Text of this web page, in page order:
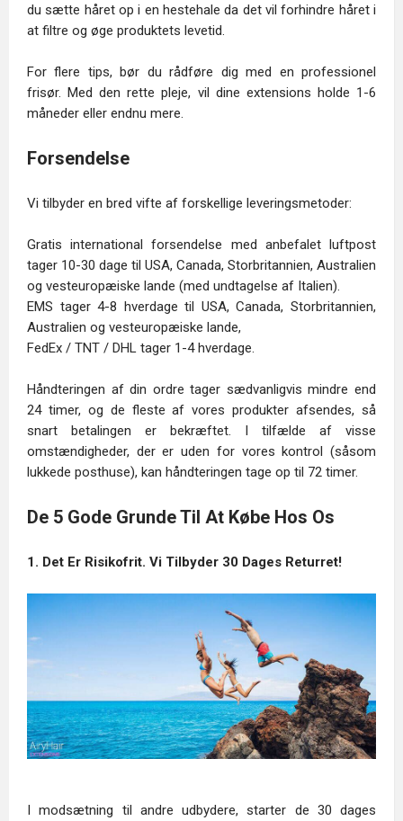
du sætte håret op i en hestehale da det vil forhindre håret i
at filtre og øge produktets levetid.
For flere tips, bør du rådføre dig med en professionel
frisør. Med den rette pleje, vil dine extensions holde 1-6
måneder eller endnu mere.
Forsendelse
Vi tilbyder en bred vifte af forskellige leveringsmetoder:
Gratis international forsendelse med anbefalet luftpost
tager 10-30 dage til USA, Canada, Storbritannien, Australien
og vesteuropæiske lande (med undtagelse af Italien).
EMS tager 4-8 hverdage til USA, Canada, Storbritannien,
Australien og vesteuropæiske lande,
FedEx / TNT / DHL tager 1-4 hverdage.
Håndteringen af din ordre tager sædvanligvis mindre end
24 timer, og de fleste af vores produkter afsendes, så
snart betalingen er bekræftet. I tilfælde af visse
omstændigheder, der er uden for vores kontrol (såsom
lukkede posthuse), kan håndteringen tage op til 72 timer.
De 5 Gode Grunde Til At Købe Hos Os
1. Det Er Risikofrit. Vi Tilbyder 30 Dages Returret!
I modsætning til andre udbydere, starter de 30 dages